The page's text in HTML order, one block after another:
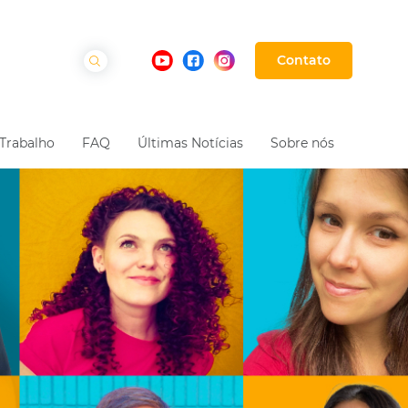
Contato
Trabalho FAQ Últimas Notícias Sobre nós